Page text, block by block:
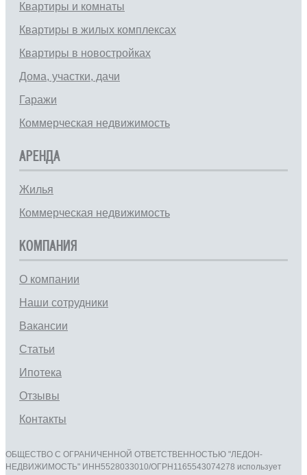
Квартиры и комнаты
Квартиры в жилых комплексах
Квартиры в новостройках
Дома, участки, дачи
Гаражи
Коммерческая недвижимость
АРЕНДА
Жилья
Коммерческая недвижимость
КОМПАНИЯ
О компании
Наши сотрудники
Вакансии
Статьи
Ипотека
Отзывы
Контакты
ОБЩЕСТВО С ОГРАНИЧЕННОЙ ОТВЕТСТВЕННОСТЬЮ "ЛЕДОН-
НЕДВИЖИМОСТЬ" ИНН5528033010/ОГРН1165543074278 использует